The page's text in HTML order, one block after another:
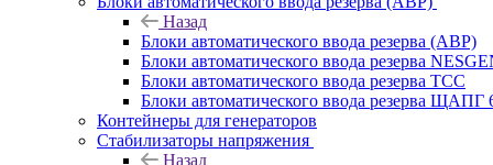
Назад
Блоки автоматического ввода резерва (АВР)
Блоки автоматического ввода резерва
Блоки автоматического ввода резерва ТСС
Блоки автоматического ввода резерва ЩАПГ
Контейнеры для генераторов
Стабилизаторы напряжения
Назад